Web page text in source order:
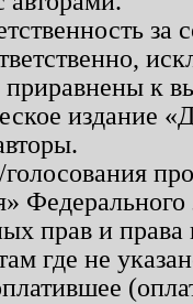
к
издание
прав и
где не